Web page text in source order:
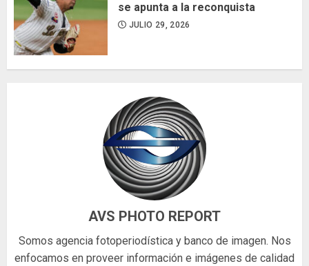
se apunta a la reconquista
JULIO 29, 2026
AVS PHOTO REPORT
Somos agencia fotoperiodística y banco de imagen. Nos
enfocamos en proveer información e imágenes de calidad